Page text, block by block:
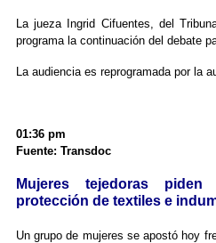
La jueza Ingrid Cifuentes, del
programa la continuación del debate
La audiencia es reprogramada por la
01:36 pm
Fuente: Transdoc
Mujeres tejedoras
protección de textiles e
Un grupo de mujeres se apostó hoy